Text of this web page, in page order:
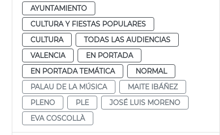
AYUNTAMIENTO
CULTURA Y FIESTAS POPULARES
CULTURA
TODAS LAS AUDIENCIAS
VALENCIA
EN PORTADA
EN PORTADA TEMÁTICA
NORMAL
PALAU DE LA MÚSICA
MAITE IBÁÑEZ
PLENO
PLE
JOSÉ LUIS MORENO
EVA COSCOLLÀ